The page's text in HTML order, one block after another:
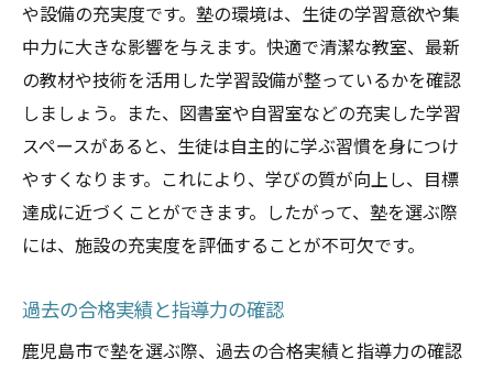
や設備の充実度です。塾の環境は、生徒の学習意欲や集
中力に大きな影響を与えます。快適で清潔な教室、最新
の教材や技術を活用した学習設備が整っているかを確認
しましょう。また、図書室や自習室などの充実した学習
スペースがあると、生徒は自主的に学ぶ習慣を身につけ
やすくなります。これにより、学びの質が向上し、目標
達成に近づくことができます。したがって、塾を選ぶ際
には、施設の充実度を評価することが不可欠です。
過去の合格実績と指導力の確認
鹿児島市で塾を選ぶ際、過去の合格実績と指導力の確認